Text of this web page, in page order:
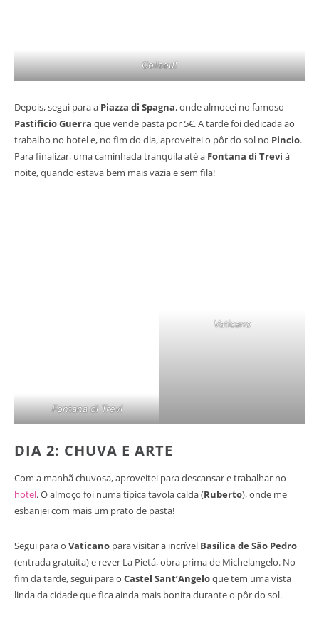
Coliseu!
Depois, segui para a Piazza di Spagna, onde almocei no famoso
Pastificio Guerra que vende pasta por 5€. A tarde foi dedicada ao
trabalho no hotel e, no fim do dia, aproveitei o pôr do sol no Pincio.
Para finalizar, uma caminhada tranquila até a Fontana di Trevi à
noite, quando estava bem mais vazia e sem fila!
Fontana di Trevi
Vaticano
DIA 2: CHUVA E ARTE
Com a manhã chuvosa, aproveitei para descansar e trabalhar no
hotel. O almoço foi numa típica tavola calda (Ruberto), onde me
esbanjei com mais um prato de pasta!
Segui para o Vaticano para visitar a incrível Basílica de São Pedro
(entrada gratuita) e rever La Pietá, obra prima de Michelangelo. No
fim da tarde, segui para o Castel Sant’Angeloque tem uma vista
linda da cidade que fica ainda mais bonita durante o pôr do sol.